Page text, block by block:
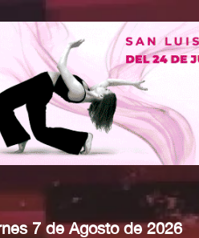
7 de Agosto de 2026